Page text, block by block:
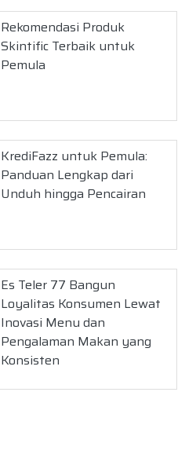
Rekomendasi Produk
Skintific Terbaik untuk
Pemula
KrediFazz untuk Pemula:
Panduan Lengkap dari
Unduh hingga Pencairan
Es Teler 77 Bangun
Loyalitas Konsumen Lewat
Inovasi Menu dan
Pengalaman Makan yang
Konsisten